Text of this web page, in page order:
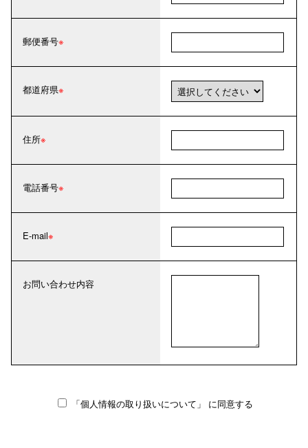
郵便番号
都道府県
住所
電話番号
E-mail
お問い合わせ内容
「個人情報の取り扱いについて」 に同意する